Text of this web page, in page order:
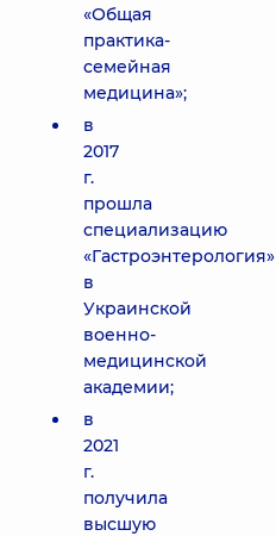
«Общая
практика-
семейная
медицина»;
в
2017
г.
прошла
специализацию
«Гастроэнтерология»
в
Украинской
военно-
медицинской
академии;
в
2021
г.
получила
высшую